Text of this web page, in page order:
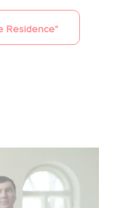
Residence"
discover